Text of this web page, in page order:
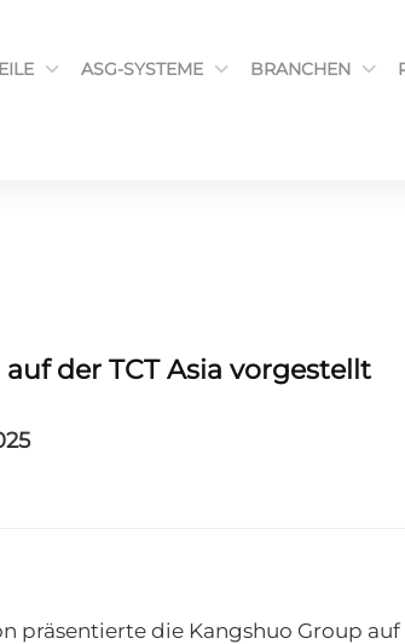
ASG-SYSTEME BRANCHEN
der TCT Asia vorgestellt
präsentierte die Kangshuo Group auf